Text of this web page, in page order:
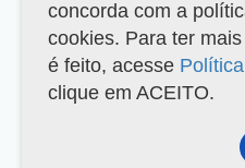
concorda com a
cookies. Para ter
é feito, acesse
clique em ACEITO.